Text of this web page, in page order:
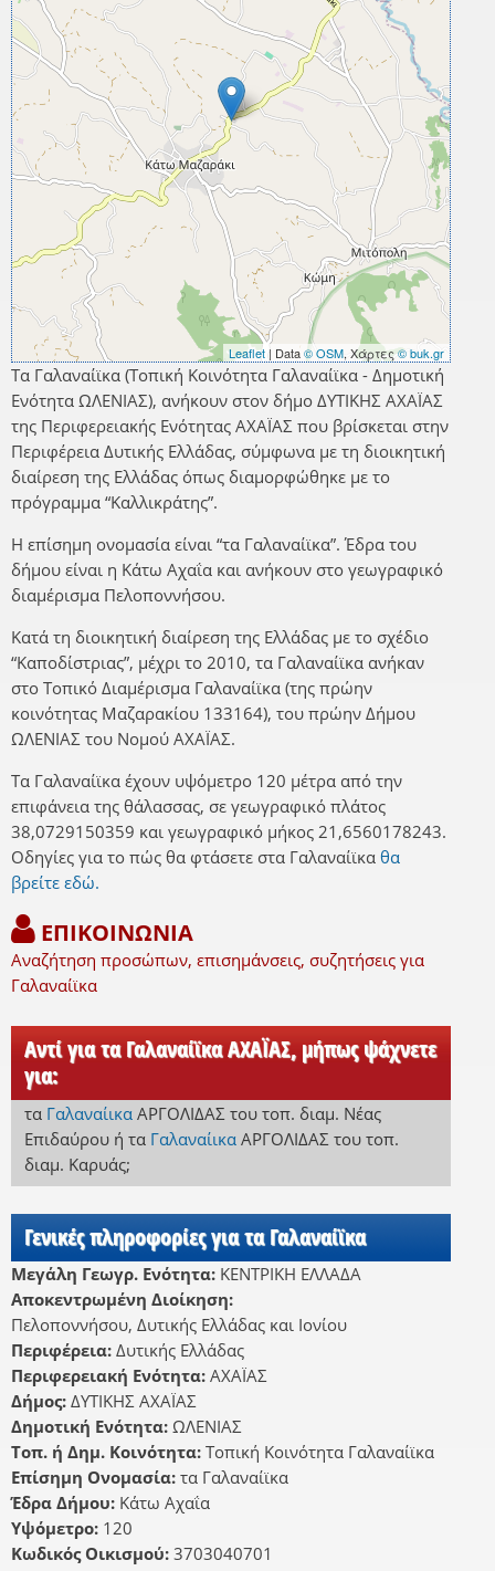
Leaflet| Data© OSM, Χάρτες© buk.gr
Τα Γαλαναίϊκα (Τοπική Κοινότητα Γαλαναίϊκα - Δημοτική
Ενότητα ΩΛΕΝΙΑΣ), ανήκουν στον δήμο ΔΥΤΙΚΗΣ ΑΧΑΪΑΣ
της Περιφερειακής Ενότητας ΑΧΑΪΑΣ που βρίσκεται στην
Περιφέρεια Δυτικής Ελλάδας, σύμφωνα με τη διοικητική
διαίρεση της Ελλάδας όπως διαμορφώθηκε με το
πρόγραμμα “Καλλικράτης”.
Η επίσημη ονομασία είναι “τα Γαλαναίϊκα”. Έδρα του
δήμου είναι η Κάτω Αχαΐα και ανήκουν στο γεωγραφικό
διαμέρισμα Πελοποννήσου.
Κατά τη διοικητική διαίρεση της Ελλάδας με το σχέδιο
“Καποδίστριας”, μέχρι το 2010, τα Γαλαναίϊκα ανήκαν
στο Τοπικό Διαμέρισμα Γαλαναίϊκα (της πρώην
κοινότητας Μαζαρακίου 133164), του πρώην Δήμου
ΩΛΕΝΙΑΣ του Νομού ΑΧΑΪΑΣ.
Τα Γαλαναίϊκα έχουν υψόμετρο 120 μέτρα από την
επιφάνεια της θάλασσας, σε γεωγραφικό πλάτος
38,0729150359 και γεωγραφικό μήκος 21,6560178243.
Οδηγίες για το πώς θα φτάσετε στα Γαλαναίϊκα θα
βρείτε εδώ.
ΕΠΙΚΟΙΝΩΝΙΑ
Αναζήτηση προσώπων, επισημάνσεις, συζητήσεις για
Γαλαναίϊκα
Αντί για τα Γαλαναίϊκα ΑΧΑΪΑΣ, μήπως ψάχνετε
για:
τα Γαλαναίικα ΑΡΓΟΛΙΔΑΣ του τοπ. διαμ. Νέας
Επιδαύρουή τα Γαλαναίικα ΑΡΓΟΛΙΔΑΣ του τοπ.
διαμ. Καρυάς;
Γενικές πληροφορίες για τα Γαλαναίϊκα
Μεγάλη Γεωγρ. Ενότητα: ΚΕΝΤΡΙΚΗ ΕΛΛΑΔΑ
Αποκεντρωμένη Διοίκηση:
Πελοποννήσου, Δυτικής Ελλάδας και Ιονίου
Περιφέρεια: Δυτικής Ελλάδας
Περιφερειακή Ενότητα: ΑΧΑΪΑΣ
Δήμος: ΔΥΤΙΚΗΣ ΑΧΑΪΑΣ
Δημοτική Ενότητα: ΩΛΕΝΙΑΣ
Τοπ. ή Δημ. Κοινότητα: Τοπική Κοινότητα Γαλαναίϊκα
Επίσημη Ονομασία: τα Γαλαναίϊκα
Έδρα Δήμου: Κάτω Αχαΐα
Υψόμετρο: 120
Κωδικός Οικισμού: 3703040701